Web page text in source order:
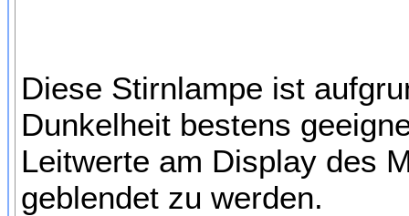
Diese Stirnlampe ist
Dunkelheit bestens
Leitwerte am Display des
geblendet zu werden.